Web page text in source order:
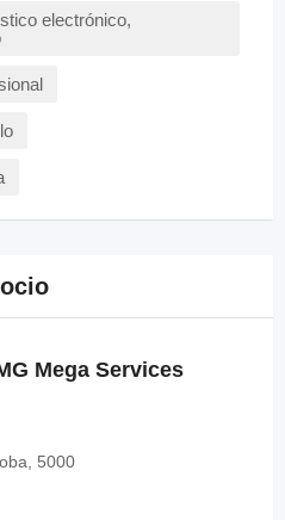
electrónico,
Mega Services
5000